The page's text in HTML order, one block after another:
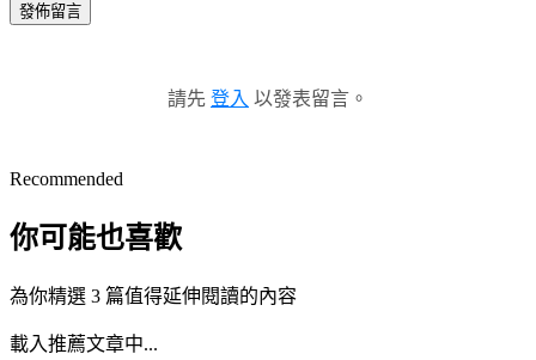
發佈留言
請先 登入 以發表留言。
Recommended
你可能也喜歡
為你精選 3 篇值得延伸閱讀的內容
載入推薦文章中...